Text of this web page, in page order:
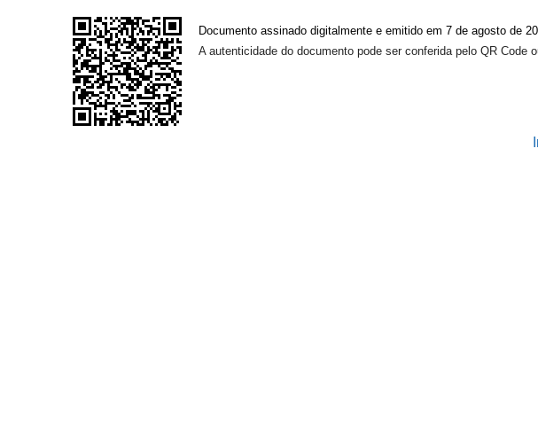
Documento assinado digitalmente e emitido em 7 de agosto de
A autenticidade do documento pode ser conferida pelo QR